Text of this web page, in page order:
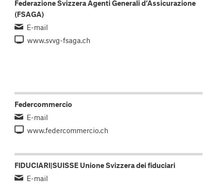
Federazione Svizzera Agenti Generali d’Assicurazione
(FSAGA)
E-mail
www.svvg-fsaga.ch
Federcommercio
E-mail
www.federcommercio.ch
FIDUCIARI|SUISSE Unione Svizzera dei fiduciari
E-mail